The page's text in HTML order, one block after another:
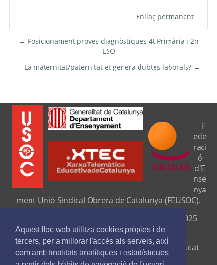
Aquest lloc web utilitza cookies pròpies i de
tercers, per a millorar l'accés als serveis, així
com amb finalitats analítiques i estadístiques
Enllaç permanent
← Posicionament proves diagnòstiques 4t Primària i 2n
ESO
La maternitat/paternitat et genera dubtes laborals? →
F
ede
raci
ó
d'E
nse
nya
ment Unió Sindical Obrera de Catalunya (FEUSOC).
Seu central: C/ Travessera de Gràcia, 276 (08025
Barcelona).
Telf. 93 329 8111. Fax. 9329 84 16www.feusoc.cat
feusoc@feusoc.cat